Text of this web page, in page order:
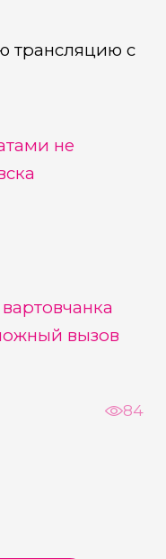
трансляцию с
не
вызов
84